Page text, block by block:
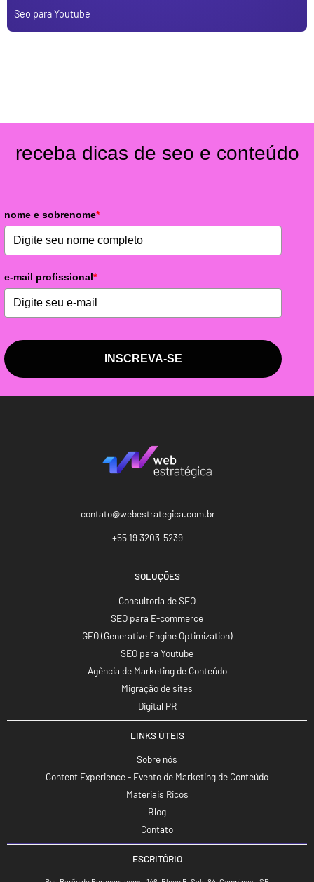
Seo para Youtube
receba dicas de seo e conteúdo
nome e sobrenome*
e-mail profissional*
INSCREVA-SE
contato@webestrategica.com.br
+55 19 3203-5239
SOLUÇÕES
Consultoria de SEO
SEO para E-commerce
GEO (Generative Engine Optimization)
SEO para Youtube
Agência de Marketing de Conteúdo
Migração de sites
Digital PR
LINKS ÚTEIS
Sobre nós
Content Experience - Evento de Marketing de Conteúdo
Materiais Ricos
Blog
Contato
ESCRITÓRIO